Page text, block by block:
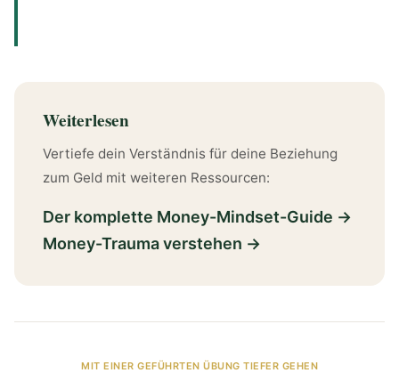
Weiterlesen
Vertiefe dein Verständnis für deine Beziehung
zum Geld mit weiteren Ressourcen:
Der komplette Money-Mindset-Guide →
Money-Trauma verstehen →
MIT EINER GEFÜHRTEN ÜBUNG TIEFER GEHEN